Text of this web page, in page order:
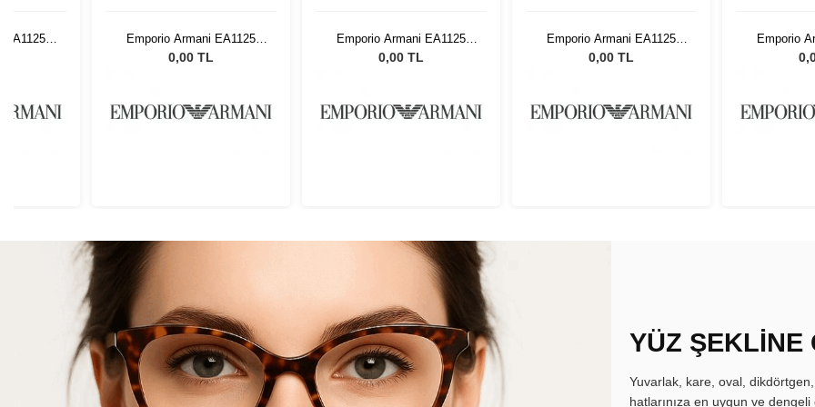
EA1125
Emporio Armani EA1125
3120 48
0,00 TL
Emporio Armani EA1125
3120 48
0,00 TL
Emporio Armani EA1125
3120 48
0,00 TL
Emporio
YÜZ ŞEKLİNE
Yuvarlak, kare, oval,
hatlarınıza en uygun ve